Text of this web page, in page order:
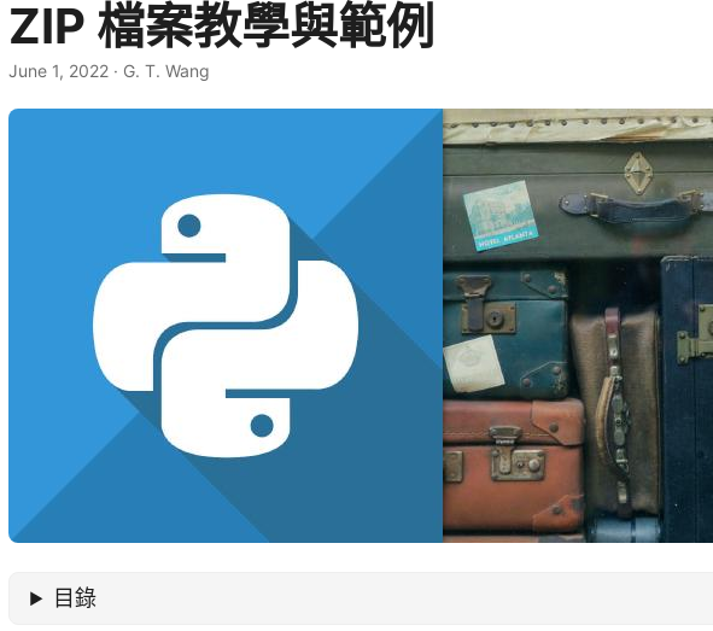
ZIP 檔案教學與範例
June 1, 2022 · G. T. Wang
目錄